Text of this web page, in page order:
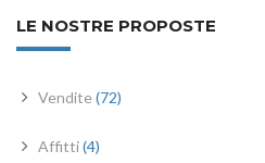
LE NOSTRE PROPOSTE
Vendite (72)
Affitti(4)